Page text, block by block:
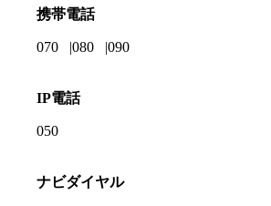
携帯電話
070 080 090
IP電話
050
ナビダイヤル